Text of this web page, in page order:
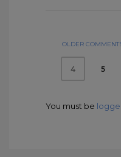
OLDER
4 5
You must be